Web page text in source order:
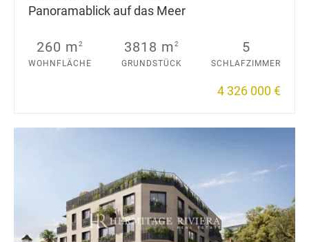
Panoramablick auf das Meer
260 m2
WOHNFLÄCHE
3818 m2
GRUNDSTÜCK
5
SCHLAFZIMMER
4 326 000 €